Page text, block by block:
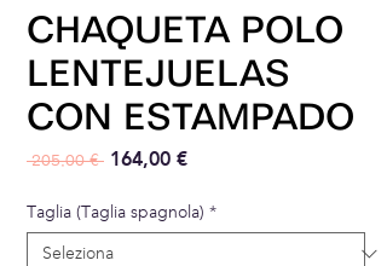
CHAQUETA POLO
LENTEJUELAS
CON ESTAMPADO
205,00 € Prezzo regolare
164,00 €Prezzo scontato
Taglia (Taglia spagnola) *